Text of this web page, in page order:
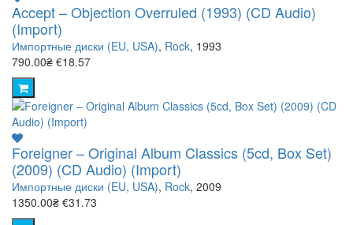
Accept – Objection Overruled (1993) (CD Audio)
(Import)
Импортные диски (EU, USA), Rock, 1993
790.00₴ €18.57
Foreigner – Original Album Classics (5cd, Box Set)
(2009) (CD Audio) (Import)
Импортные диски (EU, USA), Rock, 2009
1350.00₴ €31.73